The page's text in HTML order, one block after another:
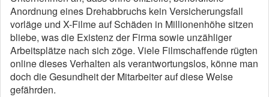
Anordnung eines Drehabbruchs kein Versicherungsfall
vorläge und X-Filme auf Schäden in Millionenhöhe sitzen
bliebe, was die Existenz der Firma sowie unzähliger
Arbeitsplätze nach sich zöge. Viele Filmschaffende rügten
online dieses Verhalten als verantwortungslos, könne man
doch die Gesundheit der Mitarbeiter auf diese Weise
gefährden.